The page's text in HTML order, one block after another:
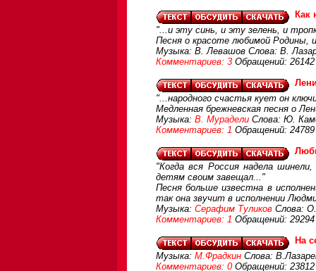
Как
"...и эту синь, и эту зелень, и
Песня о красоте любимой Родины,
Музыка: В. Левашов Слова: В.
Комментариев: 3 Обращений: 26142
"...народного счастья кует он
Медленная брежневская песня о
Музыка: В. Мурадели Слова: Ю.
Комментариев: 1 Обращений: 24789
"Когда вся Россия надела
детям своим завещал..."
Песня больше известна в
так она звучит в исполнении
Музыка: Серафим Туликов Слова:
Комментариев: 1 Обращений: 29294
На
Музыка: М.Фрадкин Слова:
Комментариев: 0 Обращений: 23812